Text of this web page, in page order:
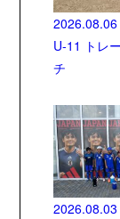
2026.08.06
U-11 トレ
チ
2026.08.03